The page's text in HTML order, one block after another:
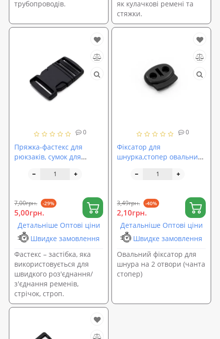
трубопроводів.
як кулачкові ремені та
стяжки.
0
Пряжка-фастекс для
рюкзаків, сумок для
7,00грн. -29%
5,00грн.
Детальніше Оптові ціни
Швидке замовлення
Фастекс – застібка, яка
використовується для
швидкого роз'єднання/
з'єднання ременів,
стрічок, строп.
0
Фіксатор для
шнурка,стопер овальний
3,49грн. -40%
2,10грн.
Детальніше Оптові ціни
Швидке замовлення
Овальний фіксатор для
шнура на 2 отвори (чанта
стопер)